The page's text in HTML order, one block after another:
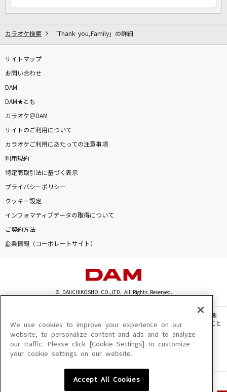
カラオケ検索 「Thank you,Family」の詳細
サイトマップ
お問い合わせ
DAM
DAM★とも
カラオケ＠DAM
サイトのご利用について
カラオケご利用にあたっての注意事項
利用規約
特定商取引法に基づく表示
プライバシーポリシー
クッキー設定
インフォマティブデータの取得について
ご契約方法
企業情報（コーポレートサイト）
© DAIICHIKOSHO CO.,LTD. All Rights Reserved.
このサイトに掲載されている一切の文章・画像・写真・動画・音声等を、手段や形態
を問わず、著作権法の定める範囲を超えて無断で複製、転載、ファイル化などすること
を禁じます。
楽曲及びコンテンツは、機種によりご利用いただけない場合があります。
楽曲及びコンテンツの配信日、配信内容が変更になる場合があります。
We use cookies to improve your experience on our
website, to personalize content and ads and to analyze
our traffic. Please click [Cookie Settings] to customize
your cookie settings on our website.
Accept All Cookies